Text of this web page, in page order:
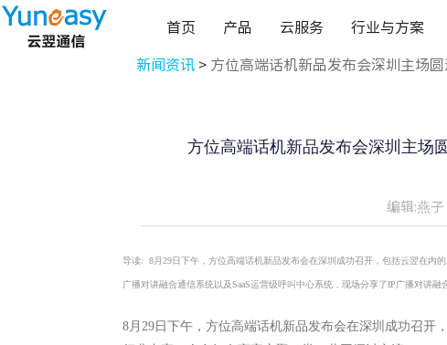
首页 产品 云服务 行业与方案
新闻资讯 > 方位高端话机新品发布会深圳主场
方位高端话机新品发布会深圳主场
编辑:燕子
导读: 8月29日下午，方位高端话机新品发布会在深圳成功召开，包括云翌在内
广播对讲融合通信系统以及SaaS运营级呼叫中心系统，现场分享了IP广播对讲
8月29日下午，方位高端话机新品发布会在深圳成功召